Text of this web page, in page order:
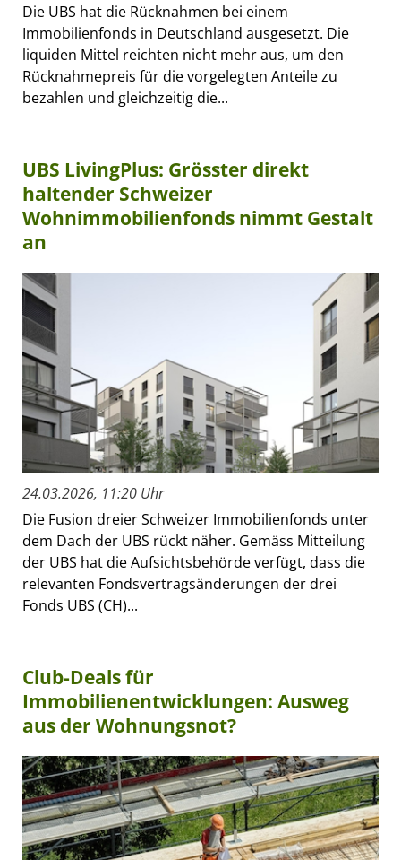
Die UBS hat die Rücknahmen bei einem
Immobilienfonds in Deutschland ausgesetzt. Die
liquiden Mittel reichten nicht mehr aus, um den
Rücknahmepreis für die vorgelegten Anteile zu
bezahlen und gleichzeitig die...
UBS LivingPlus: Grösster direkt
haltender Schweizer
Wohnimmobilienfonds nimmt Gestalt
an
24.03.2026, 11:20 Uhr
Die Fusion dreier Schweizer Immobilienfonds unter
dem Dach der UBS rückt näher. Gemäss Mitteilung
der UBS hat die Aufsichtsbehörde verfügt, dass die
relevanten Fondsvertragsänderungen der drei
Fonds UBS (CH)...
Club-Deals für
Immobilienentwicklungen: Ausweg
aus der Wohnungsnot?